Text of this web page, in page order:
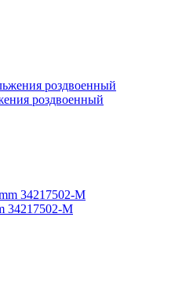
роздвоенный
34217502-M